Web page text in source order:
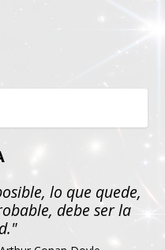
lo que quede,
debe ser la